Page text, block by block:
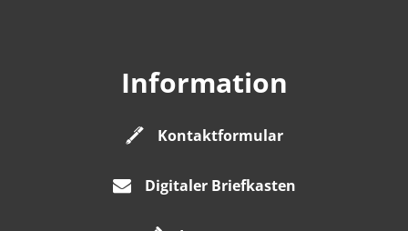
Information
Kontaktformular
Digitaler Briefkasten